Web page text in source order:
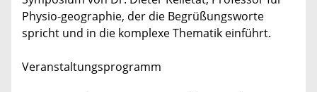
Physio-geographie, der die Begrüßungsworte
spricht und in die komplexe Thematik einführt.
Veranstaltungsprogramm